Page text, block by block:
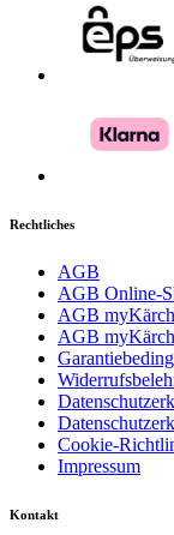
Rechtliches
AGB
AGB Online-
AGB
AGB
Cookie-
Impressum
Kontakt